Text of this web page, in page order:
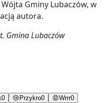
Gminy Lubaczów, w
autora.
Gmina Lubaczów
0 😢 Przykro0 😡Wrrr0